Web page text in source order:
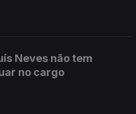
Neves não tem
no cargo